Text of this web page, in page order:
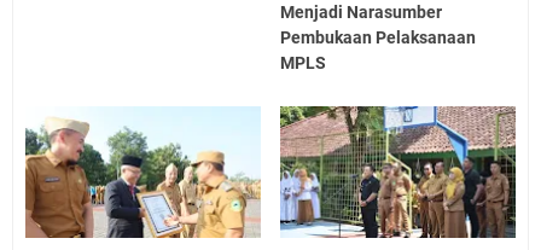
Menjadi Narasumber
Pembukaan Pelaksanaan
MPLS